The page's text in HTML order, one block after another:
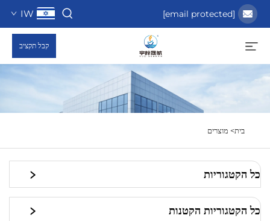
[email protected]
IW
קבל תקציב
בית> מוצרים
כל הקטגוריות
כל הקטגוריות הקטנות